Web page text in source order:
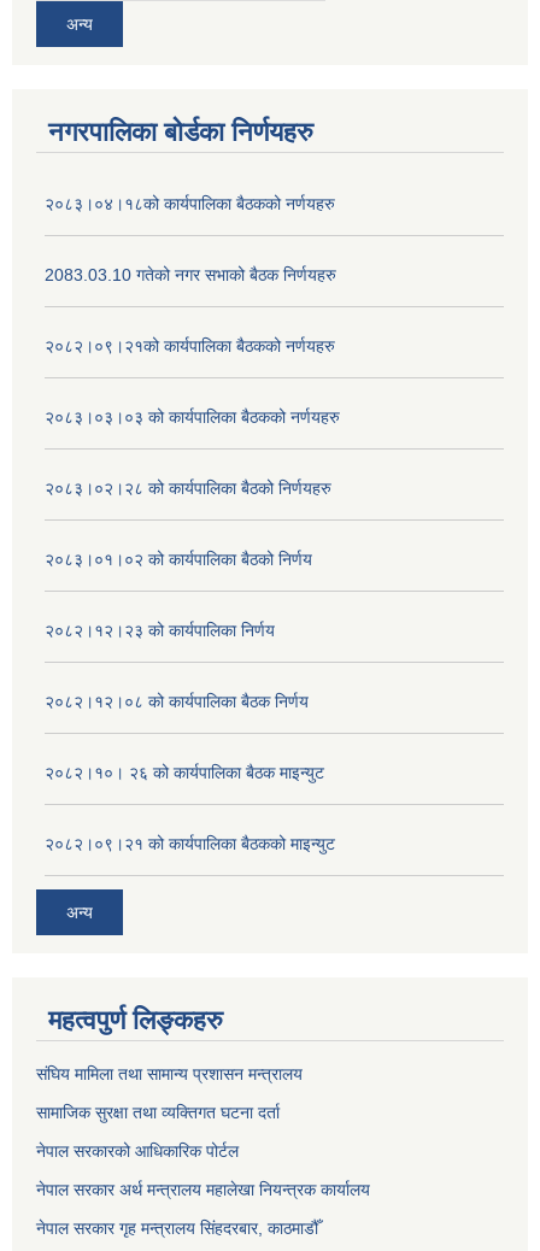
अन्य
नगरपालिका बोर्डका निर्णयहरु
२०८३।०४।१८को कार्यपालिका बैठकको नर्णयहरु
2083.03.10 गतेको नगर सभाको बैठक निर्णयहरु
२०८२।०९।२१को कार्यपालिका बैठकको नर्णयहरु
२०८३।०३।०३ को कार्यपालिका बैठकको नर्णयहरु
२०८३।०२।२८ को कार्यपालिका बैठको निर्णयहरु
२०८३।०१।०२ को कार्यपालिका बैठको निर्णय
२०८२।१२।२३ को कार्यपालिका निर्णय
२०८२।१२।०८ को कार्यपालिका बैठक निर्णय
२०८२।१०। २६ को कार्यपालिका बैठक माइन्युट
२०८२।०९।२१ को कार्यपालिका बैठकको माइन्युट
अन्य
महत्वपुर्ण लिङ्कहरु
संघिय मामिला तथा सामान्य प्रशासन मन्त्रालय
सामाजिक सुरक्षा तथा व्यक्तिगत घटना दर्ता
नेपाल सरकारको आधिकारिक पोर्टल
नेपाल सरकार अर्थ मन्त्रालय महालेखा नियन्त्रक कार्यालय
नेपाल सरकार गृह मन्त्रालय सिंहदरबार, काठमाडौँ